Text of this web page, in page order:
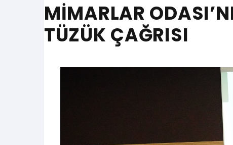
MİMARLAR
TÜZÜK ÇAĞRISI